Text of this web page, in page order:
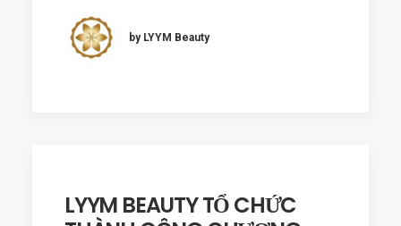
by LYYM Beauty
LYYM BEAUTY TỔ CHỨC